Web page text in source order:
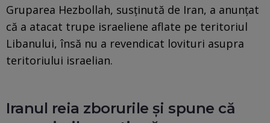
Gruparea Hezbollah, susținută de Iran, a anunțat
că a atacat trupe israeliene aflate pe teritoriul
Libanului, însă nu a revendicat lovituri asupra
teritoriului israelian.
Iranul reia zborurile și spune că